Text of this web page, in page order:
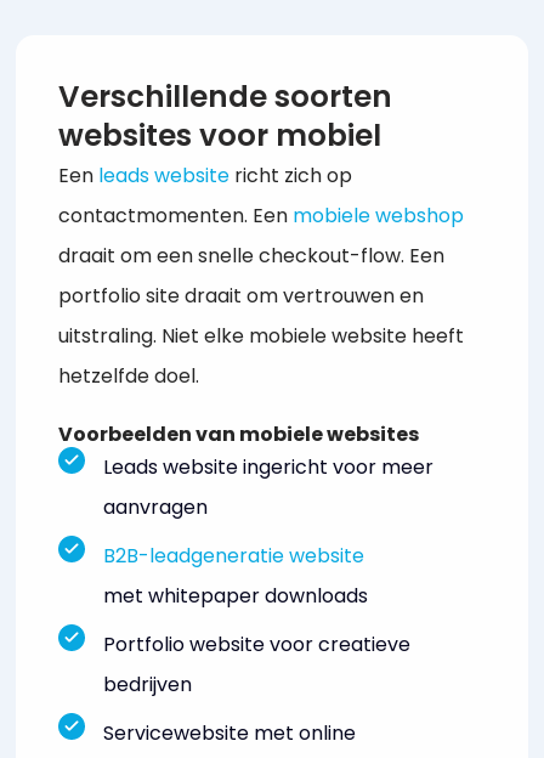
Verschillende soorten
websites voor mobiel
Een leads website richt zich op
contactmomenten. Een mobiele webshop
draait om een snelle checkout-flow. Een
portfolio site draait om vertrouwen en
uitstraling. Niet elke mobiele website heeft
hetzelfde doel.
Voorbeelden van mobiele websites
Leads website ingericht voor meer
aanvragen
B2B-leadgeneratie website
met whitepaper downloads
Portfolio website voor creatieve
bedrijven
Servicewebsite met online